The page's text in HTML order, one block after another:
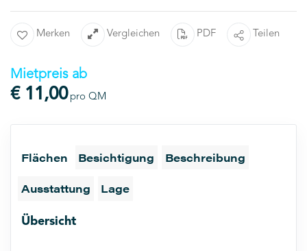
Merken Vergleichen PDF Teilen
Mietpreis ab
€ 11,00 pro QM
Flächen Besichtigung
Beschreibung
Ausstattung
Lage
Übersicht